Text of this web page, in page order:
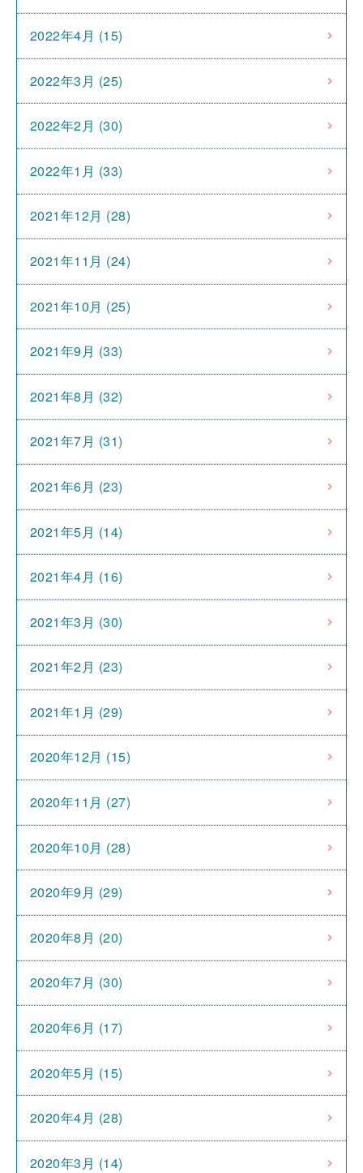
2022年4月 (15)
2022年3月 (25)
2022年2月 (30)
2022年1月 (33)
2021年12月 (28)
2021年11月 (24)
2021年10月 (25)
2021年9月 (33)
2021年8月 (32)
2021年7月 (31)
2021年6月 (23)
2021年5月 (14)
2021年4月 (16)
2021年3月 (30)
2021年2月 (23)
2021年1月 (29)
2020年12月 (15)
2020年11月 (27)
2020年10月 (28)
2020年9月 (29)
2020年8月 (20)
2020年7月 (30)
2020年6月 (17)
2020年5月 (15)
2020年4月 (28)
2020年3月 (14)